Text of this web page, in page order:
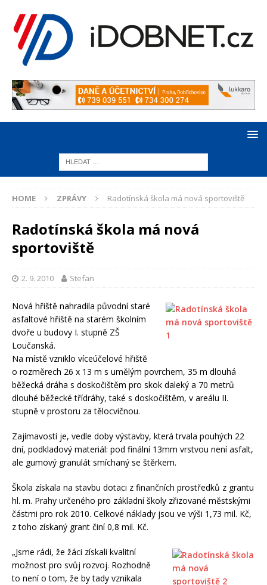
HOME ZPRÁVY Radotínská škola má nová sportoviště
Radotínská škola má nová
sportoviště
2. 9. 2010 Stefan
Nová hřiště nahradila původní staré
asfaltové hřiště na starém školním
dvoře u budovy I. stupně ZŠ
Loučanská.
Na místě vzniklo víceúčelové hřiště
o rozměrech 26 x 13 m s umělým povrchem, 35 m dlouhá
běžecká dráha s doskočištěm pro skok daleký a 70 metrů
dlouhé běžecké třídráhy, také s doskočištěm, v areálu II.
stupně v prostoru za tělocvičnou.
Zajímavostí je, vedle doby výstavby, která trvala pouhých 22
dní, podkladový materiál: pod finální 13mm vrstvou není asfalt,
ale gumový granulát smíchaný se štěrkem.
Škola získala na stavbu dotaci z finančních prostředků z grantu
hl. m. Prahy určeného pro základní školy zřizované městskými
částmi pro rok 2010. Celkové náklady jsou ve výši 1,73 mil. Kč,
z toho získaný grant činí 0,8 mil. Kč.
„Jsme rádi, že žáci získali kvalitní
možnost pro svůj rozvoj. Rozhodně
to není o tom, že by tady vznikala